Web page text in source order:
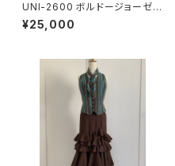
UNI-2600 ボルドージョーゼッ
トワンピース
¥25,000